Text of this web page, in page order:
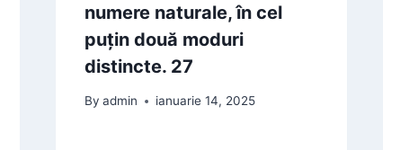
numere naturale, în cel
puţin două moduri
distincte. 27
By admin ianuarie 14, 2025